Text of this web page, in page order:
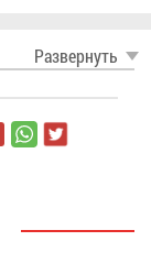
Раз­вер­нуть